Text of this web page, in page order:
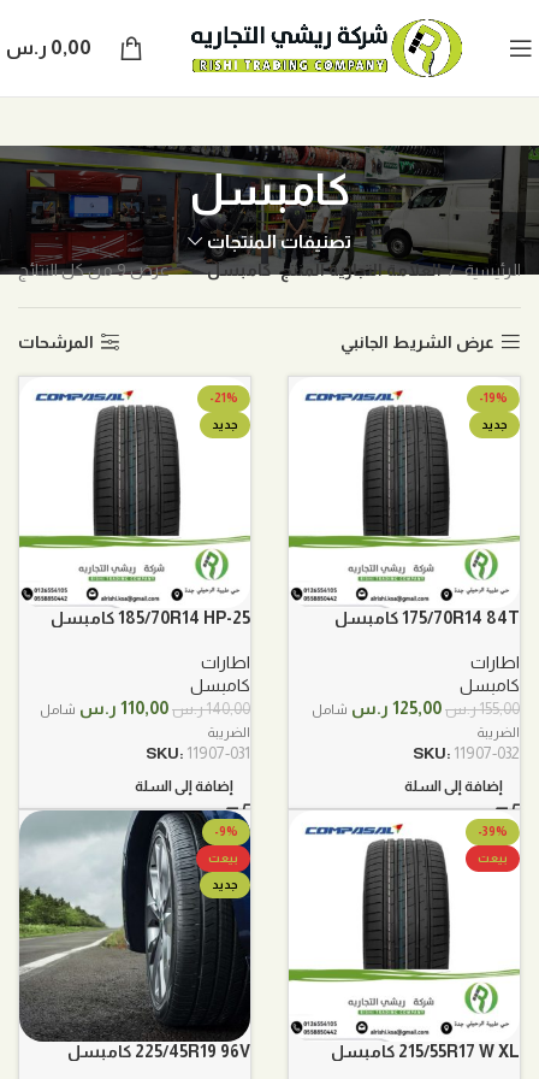
0,00 ر.س
كامبسل
تصنيفات المنتجات
الرئيسية العلامة التجارية المنتج كامبسل عرض ⁦9⁩ من كل النتائج
عرض الشريط الجانبي المرشحات
-19%
جديد
175/70R14 84T كامبسل
اطارات
كامبسل
155,00ر.س السعر
هو:
125,00 ر.س السعر
شامل
الضريبة
SKU: 11907-032
إضافة إلى السلة
-21%
جديد
185/70R14 HP-25 كامبسل
اطارات
كامبسل
140,00ر.س السعر
هو:
110,00 ر.س السعر
شامل
الضريبة
SKU: 11907-031
إضافة إلى السلة
-39%
بيعت
215/55R17 W XL كامبسل
-9%
بيعت
جديد
225/45R19 96V كامبسل